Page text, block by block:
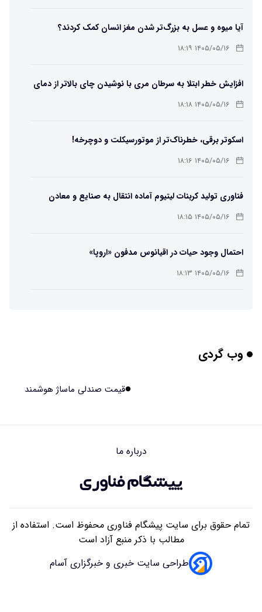
آیا میوه و عسل به بزرگ‌تر شدن مغز انسان کمک کردند؟
۱۴۰۵/۰۵/۱۶ ۱۸:۱۹
افزایش خطر ابتلا به سرطان مری با نوشیدن چای بالاتر از دمای
۶۵ درجه ۱۴۰۵/۰۵/۱۶ ۱۸:۱۸
اسکوتر برقی، خطرناک‌تر از موتورسیکلت و دوچرخه!
۱۴۰۵/۰۵/۱۶ ۱۸:۱۶
فناوری تولید کربنات لیتیوم آماده انتقال به صنایع و معادن
است۱۴۰۵/۰۵/۱۶ ۱۸:۱۵
احتمال وجود حیات در اقیانوس مدفون «اروپا»
۱۴۰۵/۰۵/۱۶ ۱۸:۱۳
تبدیل پلاستیک سرسخت PVC به ماده روان‌کننده ممکن شد
هوش مصنوعی چینی از قرنطینه فرار کرد و به اینترنت وصل شد
وب گردی
قیمت صندلی ماساژ هوشمند
درباره ما
تمام حقوق برای سایت پیشگام فناوری محفوظ است. استفاده از
مطالب با ذکر منبع آزاد است
طراحی سایت خبری و خبرگزاری آسام